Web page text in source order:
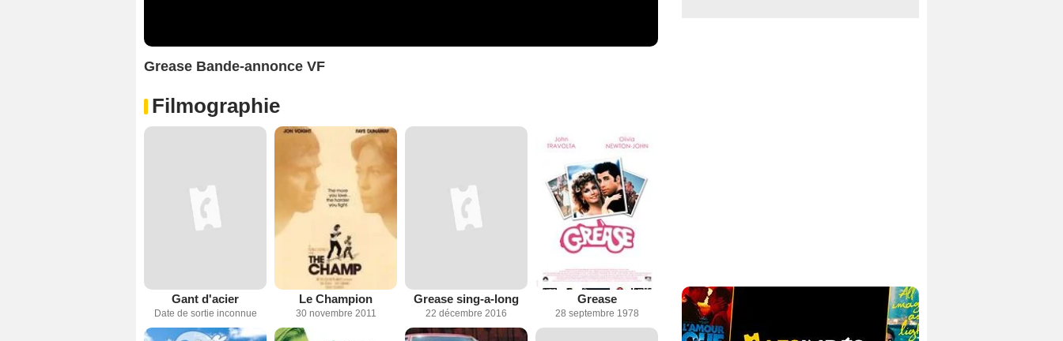
Grease Bande-annonce VF
Filmographie
Gant d'acier
Date de sortie inconnue
Le Champion
30 novembre 2011
Grease sing-a-long
22 décembre 2016
Grease
28 septembre 1978